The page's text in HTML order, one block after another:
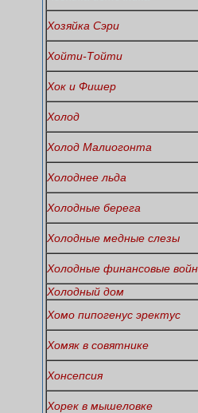
Хозяйка Сэри
Хойти-Тойти
Хок и Фишер
Холод
Холод Малиогонта
Холоднее льда
Холодные берега
Холодные медные слезы
Холодные финансовые
Холодный дом
Хомо пипогенус эректус
Хомяк в совятнике
Хонсепсия
Хорек в мышеловке